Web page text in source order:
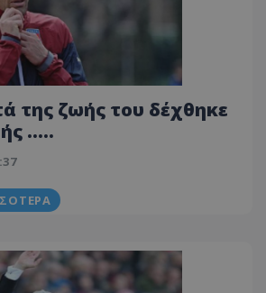
της ζωής του δέχθηκε
.....